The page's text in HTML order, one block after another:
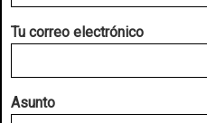
Tu correo electrónico
Asunto